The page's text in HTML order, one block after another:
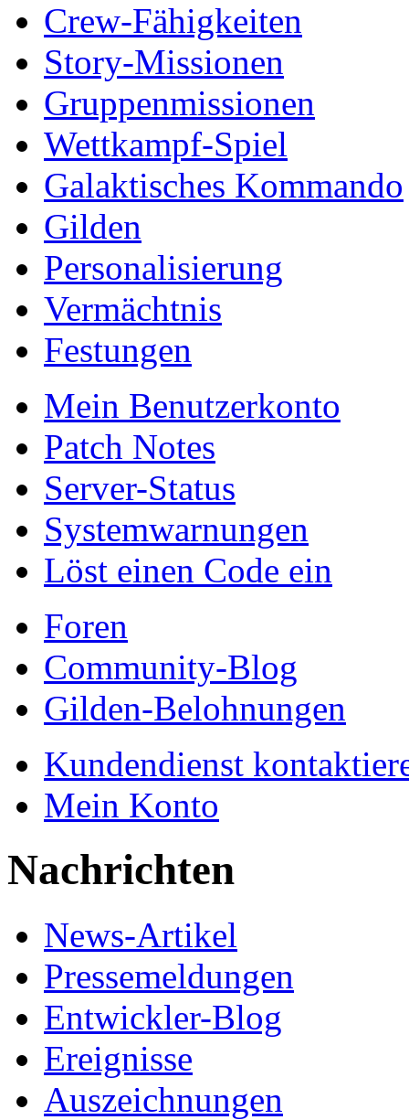
Crew-Fähigkeiten
Story-Missionen
Gruppenmissionen
Wettkampf-Spiel
Galaktisches Kommando
Gilden
Personalisierung
Vermächtnis
Festungen
Mein Benutzerkonto
Patch Notes
Server-Status
Systemwarnungen
Löst einen Code ein
Foren
Community-Blog
Gilden-Belohnungen
Kundendienst
Mein Konto
Nachrichten
News-Artikel
Pressemeldungen
Entwickler-Blog
Ereignisse
Auszeichnungen